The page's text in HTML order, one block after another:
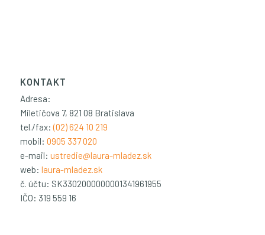
KONTAKT
Adresa:
Miletičova 7, 821 08 Bratislava
tel./fax:(02) 624 10 219
mobil: 0905 337 020
e-mail: ustredie@laura-mladez.sk
web: laura-mladez.sk
č. účtu: SK3302000000001341961955
IČO: 319 559 16